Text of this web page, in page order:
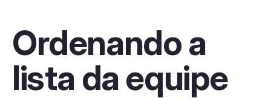
Ordenando a
lista da equipe